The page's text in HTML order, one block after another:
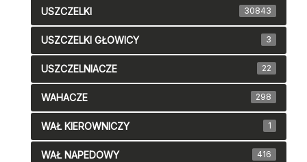
USZCZELKI 30843
USZCZELKI GŁOWICY 3
USZCZELNIACZE 22
WAHACZE 298
WAŁ KIEROWNICZY 1
WAŁ NAPEDOWY 416